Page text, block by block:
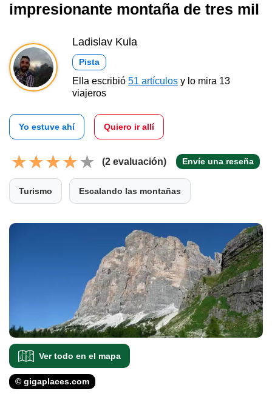
impresionante montaña de tres mil
Ladislav Kula
Pista
Ella escribió 51 artículos y lo mira 13
viajeros
Yo estuve ahí Quiero ir allí
(2 evaluación) Envíe una reseña
Turismo Escalando las montañas
Ver todo en el mapa
© gigaplaces.com